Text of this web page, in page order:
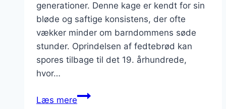
generationer. Denne kage er kendt for sin
bløde og saftige konsistens, der ofte
vækker minder om barndommens søde
stunder. Oprindelsen af fedtebrød kan
spores tilbage til det 19. århundrede,
hvor…
Læs mereFedtebrød